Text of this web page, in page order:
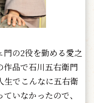
の2役を勤める愛之
品で石川五右衛門
生でこんなに五右衛
いなかったので、